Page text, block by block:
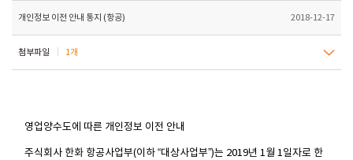
개인정보 이전 안내 통지 (항공) 2018-12-17
첨부파일 1개
영업양수도에 따른 개인정보 이전 안내
주식회사 한화 항공사업부(이하 “대상사업부”)는 2019년 1월 1일자로 한